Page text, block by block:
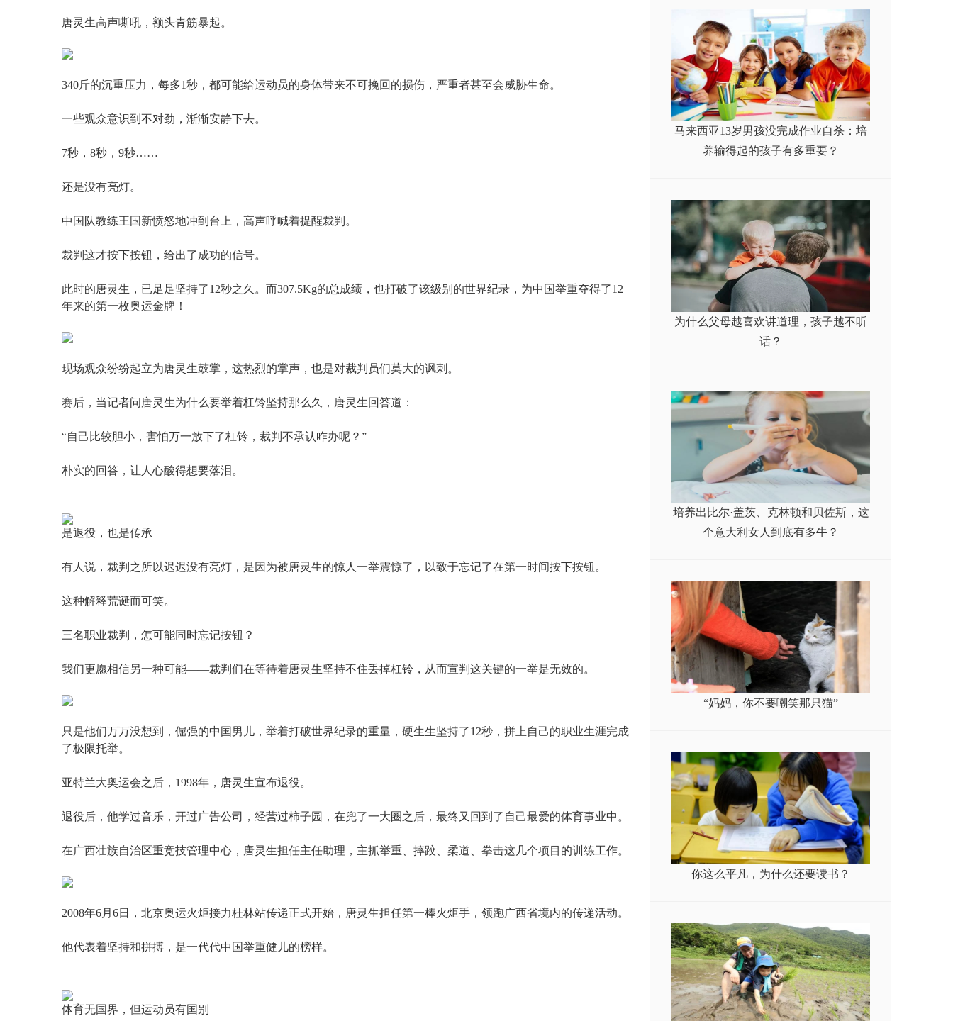
唐灵生高声嘶吼，额头青筋暴起。
340斤的沉重压力，每多1秒，都可能给运动员的身体带来不可挽回的损伤，严重者甚至会威胁生命。
一些观众意识到不对劲，渐渐安静下去。
7秒，8秒，9秒……
还是没有亮灯。
中国队教练王国新愤怒地冲到台上，高声呼喊着提醒裁判。
裁判这才按下按钮，给出了成功的信号。
此时的唐灵生，已足足坚持了12秒之久。而307.5Kg的总成绩，也打破了该级别的世界纪录，为中国举重夺得了12
年来的第一枚奥运金牌！
现场观众纷纷起立为唐灵生鼓掌，这热烈的掌声，也是对裁判员们莫大的讽刺。
赛后，当记者问唐灵生为什么要举着杠铃坚持那么久，唐灵生回答道：
“自己比较胆小，害怕万一放下了杠铃，裁判不承认咋办呢？”
朴实的回答，让人心酸得想要落泪。
是退役，也是传承
有人说，裁判之所以迟迟没有亮灯，是因为被唐灵生的惊人一举震惊了，以致于忘记了在第一时间按下按钮。
这种解释荒诞而可笑。
三名职业裁判，怎可能同时忘记按钮？
我们更愿相信另一种可能——裁判们在等待着唐灵生坚持不住丢掉杠铃，从而宣判这关键的一举是无效的。
只是他们万万没想到，倔强的中国男儿，举着打破世界纪录的重量，硬生生坚持了12秒，拼上自己的职业生涯完成
了极限托举。
亚特兰大奥运会之后，1998年，唐灵生宣布退役。
退役后，他学过音乐，开过广告公司，经营过柿子园，在兜了一大圈之后，最终又回到了自己最爱的体育事业中。
在广西壮族自治区重竞技管理中心，唐灵生担任主任助理，主抓举重、摔跤、柔道、拳击这几个项目的训练工作。
2008年6月6日，北京奥运火炬接力桂林站传递正式开始，唐灵生担任第一棒火炬手，领跑广西省境内的传递活动。
他代表着坚持和拼搏，是一代代中国举重健儿的榜样。
体育无国界，但运动员有国别
马来西亚13岁男孩没完成作业自杀：培
养输得起的孩子有多重要？
为什么父母越喜欢讲道理，孩子越不听
话？
培养出比尔·盖茨、克林顿和贝佐斯，这
个意大利女人到底有多牛？
“妈妈，你不要嘲笑那只猫”
你这么平凡，为什么还要读书？